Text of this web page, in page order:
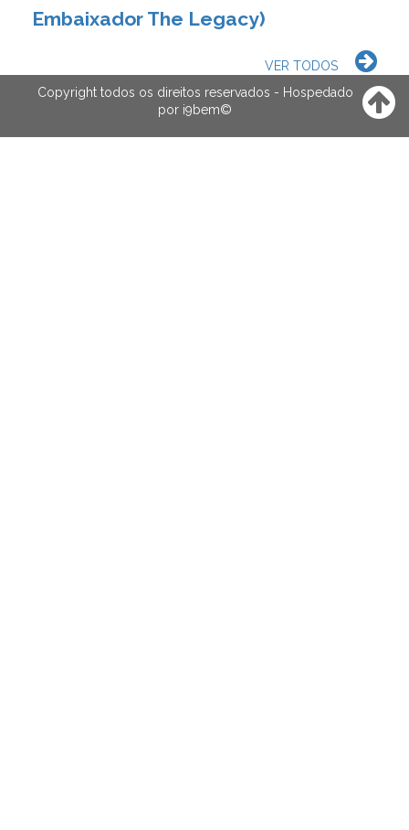
Embaixador The Legacy)
VER TODOS
Copyright todos os direitos reservados - Hospedado
por i9bem©